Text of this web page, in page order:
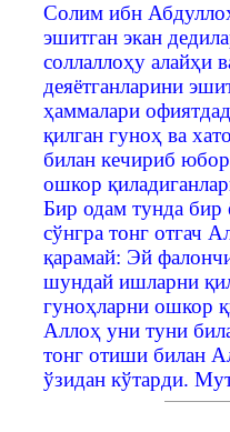
Солим ибн
эшитган экан
соллаллоҳу алайҳи
деяётганларини
ҳаммалари
қилган гуноҳ ва
билан кечириб
ошкор
Бир одам тунда
сўнгра тонг отгач
қарамай: Эй
шундай ишларни
гуноҳларни ошкор
Аллоҳ уни туни
тонг отиши билан
ўзидан кўтарди.